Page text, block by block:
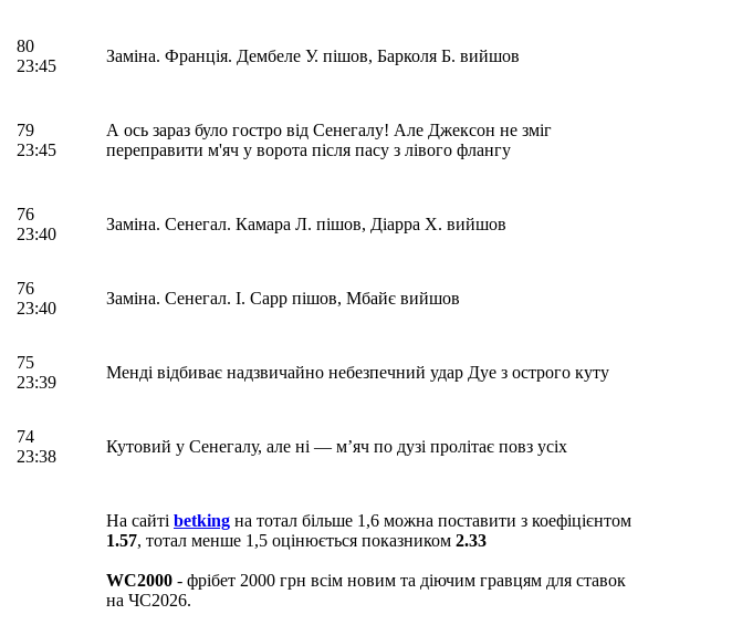
80
23:45
Заміна. Франція. Дембеле У. пішов, Барколя Б. вийшов
79
23:45
А ось зараз було гостро вiд Сенегалу! Але Джексон не зміг
переправити м'яч у ворота після пасу з лівого флангу
76
23:40
Заміна. Сенегал. Камара Л. пішов, Діарра Х. вийшов
76
23:40
Заміна. Сенегал. І. Сарр пішов, Мбайє вийшов
75
23:39
Менді відбиває надзвичайно небезпечний удар Дуе з острого куту
74
23:38
Кутовий у Сенегалу, але ні — м’яч по дузі пролітає повз усіх
На сайтi betking на тотал більше 1,6 можна поставити з коефіцієнтом
1.57, тотал менше 1,5 оцінюється показником 2.33
WC2000 - фрібет 2000 грн всім новим та діючим гравцям для ставок
на ЧС2026.